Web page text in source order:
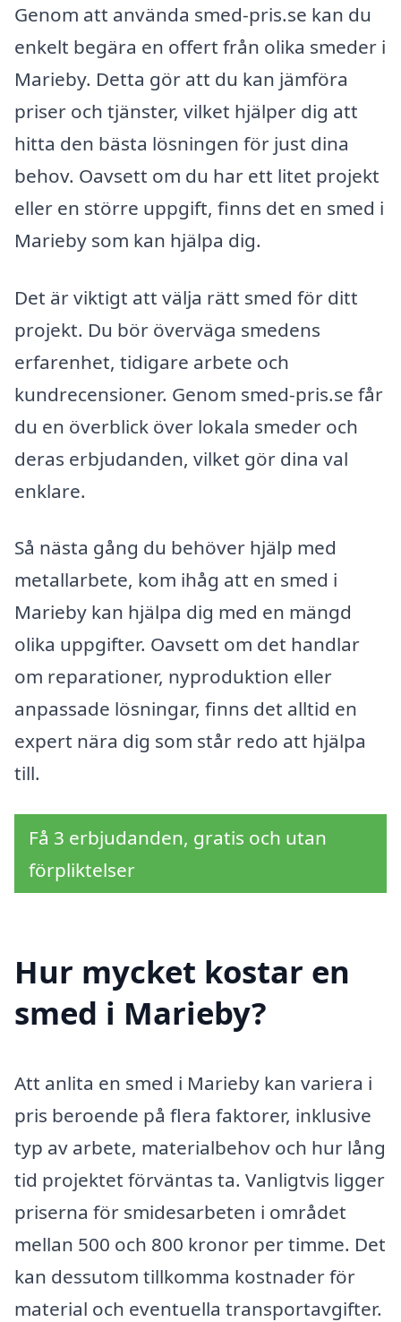
Genom att använda smed-pris.se kan du
enkelt begära en offert från olika smeder i
Marieby. Detta gör att du kan jämföra
priser och tjänster, vilket hjälper dig att
hitta den bästa lösningen för just dina
behov. Oavsett om du har ett litet projekt
eller en större uppgift, finns det en smed i
Marieby som kan hjälpa dig.
Det är viktigt att välja rätt smed för ditt
projekt. Du bör överväga smedens
erfarenhet, tidigare arbete och
kundrecensioner. Genom smed-pris.se får
du en överblick över lokala smeder och
deras erbjudanden, vilket gör dina val
enklare.
Så nästa gång du behöver hjälp med
metallarbete, kom ihåg att en smed i
Marieby kan hjälpa dig med en mängd
olika uppgifter. Oavsett om det handlar
om reparationer, nyproduktion eller
anpassade lösningar, finns det alltid en
expert nära dig som står redo att hjälpa
till.
Få 3 erbjudanden, gratis och utan
förpliktelser
Hur mycket kostar en
smed i Marieby?
Att anlita en smed i Marieby kan variera i
pris beroende på flera faktorer, inklusive
typ av arbete, materialbehov och hur lång
tid projektet förväntas ta. Vanligtvis ligger
priserna för smidesarbeten i området
mellan 500 och 800 kronor per timme. Det
kan dessutom tillkomma kostnader för
material och eventuella transportavgifter.